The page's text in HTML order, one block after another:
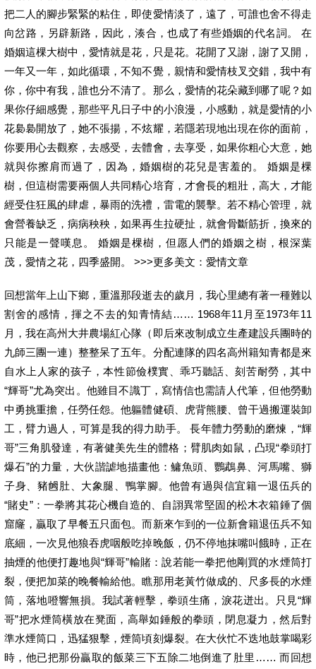
把二人的腳步緊緊的粘住，即使愛情淡了，遠了，可誰也舍不得走
向岔路，另辟新路，因此，湊合，也成了有些婚姻的代名詞。 在
婚姻這棵大樹中，愛情就是花，只是花。花開了又謝，謝了又開，
一年又一年，如此循環，不知不覺，親情和愛情枝叉交錯，我中有
你，你中有我，誰也分不清了。那么，愛情的花朵藏到哪了呢？如
果你仔細感覺，那些平凡日子中的小浪漫，小感動，就是愛情的小
花裊裊開放了，她不張揚，不炫耀，若隱若現地出現在你的面前，
你要用心去觀察，去感受，去體會，去享受，如果你粗心大意，她
就與你擦肩而過了，因為，婚姻樹的花兒是害羞的。 婚姻是棵
樹，但這樹需要兩個人共同精心培育，才會長的粗壯，高大，才能
經受住狂風的肆虐，暴雨的洗禮，雷電的襲擊。若不精心管理，就
會營養缺乏，病病秧秧，如果再生拉硬扯，就會骨斷筋折，換來的
只能是一聲嘆息。 婚姻是棵樹，但愿人們的婚姻之樹，根深葉
茂，愛情之花，四季盛開。 >>>更多美文：愛情文章
回想當年上山下鄉，重溫那段逝去的歲月，我心里總有著一種難以
割舍的感情，揮之不去的知青情結…… 1968年11月至1973年11
月，我在高州大井農場紅心隊（即后來改制成立生產建設兵團時的
九師三團一連）整整呆了五年。分配連隊的四名高州籍知青都是來
自水上人家的孩子，本性節儉樸實、乖巧聽話、刻苦耐勞，其中
“輝哥”尤為突出。他雖目不識丁，寫情信也需請人代筆，但他勞動
中勇挑重擔，任勞任怨。他軀體健碩、虎背熊腰、曾干過搬運裝卸
工，臂力過人，可算是我的得力助手。 長年體力勞動的磨煉，“輝
哥”三角肌發達，有著健美先生的體格；臂肌肉如鼠，凸現“拳頭打
爆石”的力量，大伙諧謔地描畫他：鳙魚頭、鸚鵡鼻、河馬嘴、獅
子身、豬乸肚、大象腿、鴨掌腳。他曾有過與信宜籍一退伍兵的
“賭史”：一拳將其花心機自造的、自詡異常堅固的松木衣箱錘了個
窟窿，贏取了早餐五只面包。而新來乍到的一位新會籍退伍兵不知
底細，一次見他狼吞虎咽般吃掉晚飯，仍不停地抹嘴叫餓時，正在
抽煙的他便打趣地與“輝哥”輸賭：說若能一拳把他剛買的水煙筒打
裂，便把加菜的晚餐輸給他。瞧那用老黃竹做成的、尺多長的水煙
筒，落地噔響無損。我試著輕擊，拳頭生痛，淚花迸出。只見“輝
哥”把水煙筒橫放在凳面，高舉如錘般的拳頭，閉息凝力，然后對
準水煙筒口，迅猛狠擊，煙筒頃刻爆裂。在大伙忙不迭地鼓掌喝彩
時，他已把那份贏取的飯菜三下五除二地倒進了肚里…… 而回想